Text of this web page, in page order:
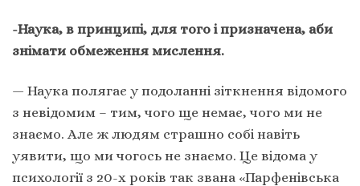
-Наука, в принципі, для того і призначена, аби
знімати обмеження мислення.
— Наука полягає у подоланні зіткнення відомого
з невідомим – тим, чого ще немає, чого ми не
знаємо. Але ж людям страшно собі навіть
уявити, що ми чогось не знаємо. Це відома у
психології з 20-х років так звана «Парфенівська